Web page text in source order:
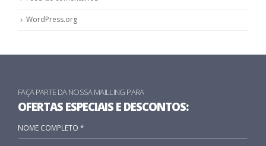
WordPress.org
FAÇA PARTE DA NOSSA MAILLING PARA
OFERTAS ESPECIAIS E DESCONTOS: